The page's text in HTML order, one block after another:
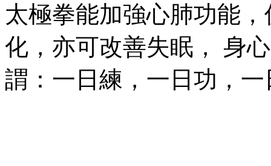
太極拳能加強心肺功能
化，亦可改善失眠， 身
謂：一日練，一日功，